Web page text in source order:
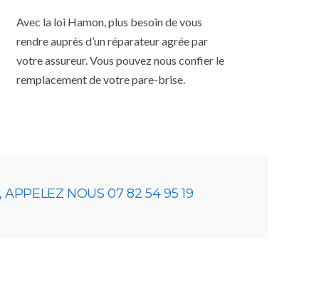
Avec la loi Hamon, plus besoin de vous
rendre auprès d’un réparateur agrée par
votre assureur. Vous pouvez nous confier le
remplacement de votre pare-brise.
NOUS 07 82 54 95 19